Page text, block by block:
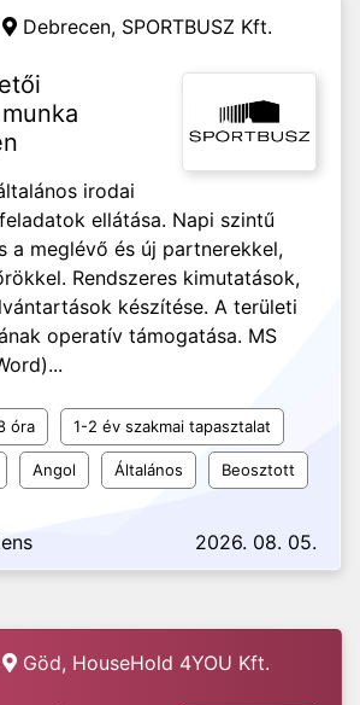
Debrecen, SPORTBUSZ Kft.
irodai
ellátása. Napi szintű
a meglévő és új partnerekkel,
Rendszeres kimutatások,
készítése. A területi
operatív támogatása. MS
óra 1-2 év szakmai tapasztalat
Angol Általános Beosztott
2026. 08. 05.
Göd, HouseHold 4YOU Kft.